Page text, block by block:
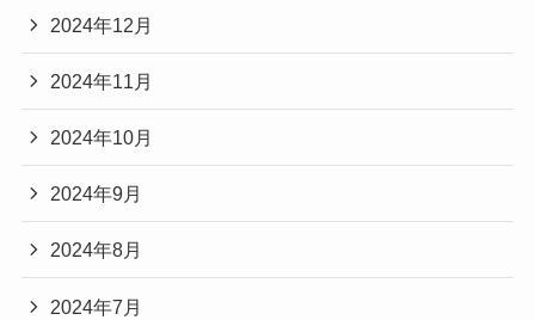
2024年12月
2024年11月
2024年10月
2024年9月
2024年8月
2024年7月